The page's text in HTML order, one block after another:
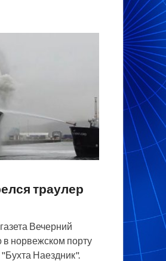
траулер
Вечерний
норвежском порту
Наездник".